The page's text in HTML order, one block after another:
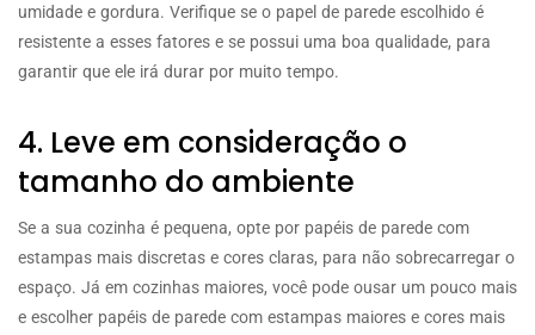
umidade e gordura. Verifique se o papel de parede escolhido é
resistente a esses fatores e se possui uma boa qualidade, para
garantir que ele irá durar por muito tempo.
4. Leve em consideração o
tamanho do ambiente
Se a sua cozinha é pequena, opte por papéis de parede com
estampas mais discretas e cores claras, para não sobrecarregar o
espaço. Já em cozinhas maiores, você pode ousar um pouco mais
e escolher papéis de parede com estampas maiores e cores mais